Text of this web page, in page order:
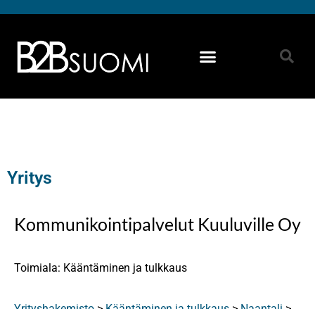
Yritys
Kommunikointipalvelut Kuuluville Oy
Toimiala: Kääntäminen ja tulkkaus